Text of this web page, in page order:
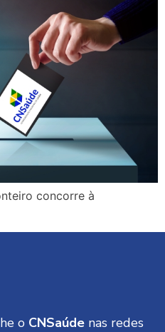
concorre à
o CNSaúdenas redes